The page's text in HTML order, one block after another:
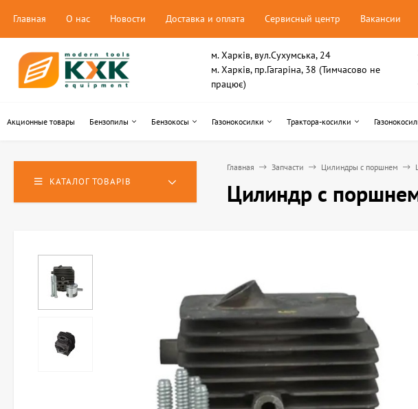
Главная О нас Новости Доставка и оплата Сервисный центр Вакансии
м. Харків, вул.Сухумська, 24
м. Харків, пр.Гагаріна, 38 (Тимчасово не
працює)
Акционные товары Бензопилы Бензокосы Газонокосилки Трактора-косилки
КАТАЛОГ ТОВАРІВ
Главная Запчасти Цилиндры с поршнем
Цилиндр с